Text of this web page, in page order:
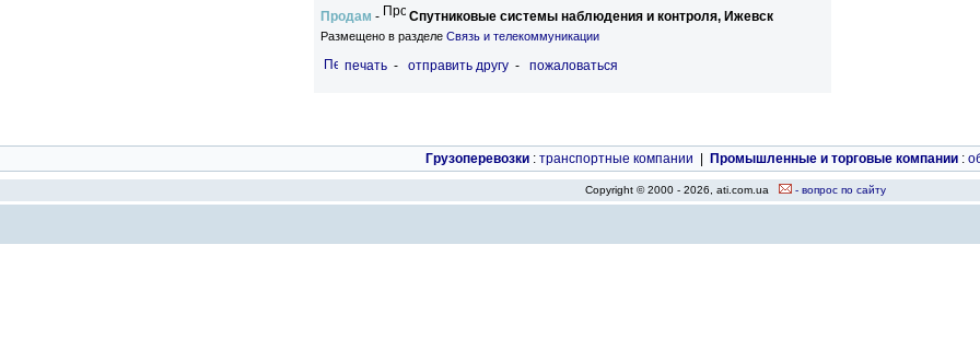
Продам - Спутниковые системы наблюдения и контроля, Ижевск
Размещено в разделе Связь и телекоммуникации
печать - отправить другу - пожаловаться
Грузоперевозки : транспортные компании Промышленные и торговые компании :
Copyright © 2000 - 2026, ati.com.ua - вопрос по сайту